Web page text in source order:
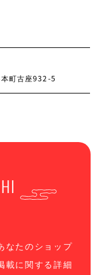
町古座932-5
なたのショップ
載に関する詳細